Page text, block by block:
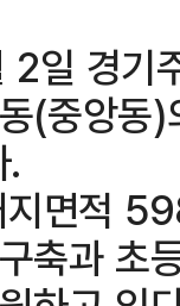
일 경기
(중앙동
.
지면적
축과 초